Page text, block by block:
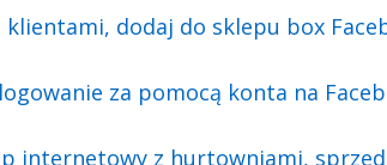
klientami, dodaj do sklepu box
za pomocą konta na
internetowy z hurtowniami,